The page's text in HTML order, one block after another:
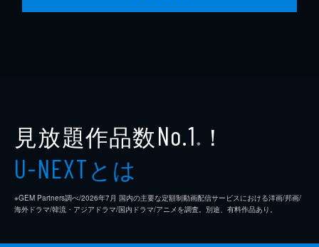
見放題作品数No.1 ※ ！
U-NEXTとは
※GEM Partners調べ/2026年7⽉ 国内の主要な定額制動画配信サービスにおける洋画/邦画/
海外ドラマ/韓流・アジアドラマ/国内ドラマ/アニメを調査。別途、有料作品あり。